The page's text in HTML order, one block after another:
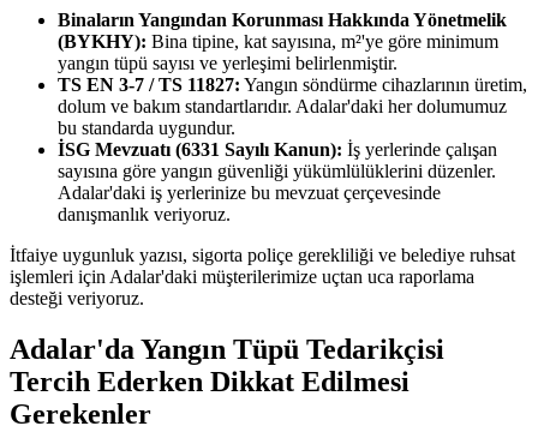
Binaların Yangından Korunması Hakkında Yönetmelik
(BYKHY): Bina tipine, kat sayısına, m²'ye göre minimum
yangın tüpü sayısı ve yerleşimi belirlenmiştir.
TS EN 3-7 / TS 11827: Yangın söndürme cihazlarının üretim,
dolum ve bakım standartlarıdır. Adalar'daki her dolumumuz
bu standarda uygundur.
İSG Mevzuatı (6331 Sayılı Kanun): İş yerlerinde çalışan
sayısına göre yangın güvenliği yükümlülüklerini düzenler.
Adalar'daki iş yerlerinize bu mevzuat çerçevesinde
danışmanlık veriyoruz.
İtfaiye uygunluk yazısı, sigorta poliçe gerekliliği ve belediye ruhsat
işlemleri için Adalar'daki müşterilerimize uçtan uca raporlama
desteği veriyoruz.
Adalar'da Yangın Tüpü Tedarikçisi
Tercih Ederken Dikkat Edilmesi
Gerekenler